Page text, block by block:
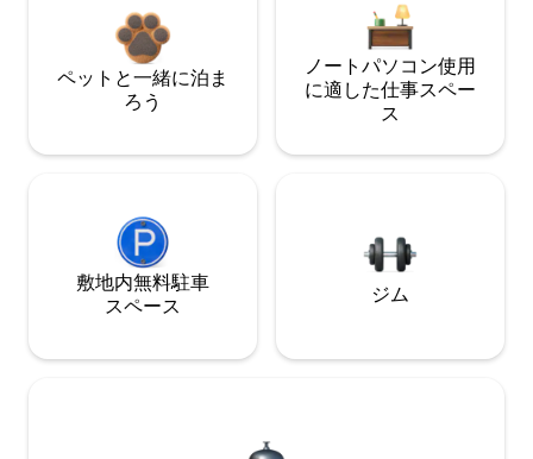
ペットと一緒に泊ま
ろう
ノートパソコン使用
に適した仕事スペー
ス
敷地内無料駐⁠車
ス⁠ペ⁠ー⁠ス
ジム